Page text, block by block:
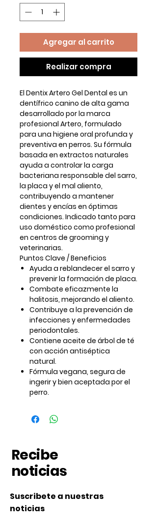
Agregar al carrito
Realizar compra
El Dentix Artero Gel Dental es un
dentífrico canino de alta gama
desarrollado por la marca
profesional Artero, formulado
para una higiene oral profunda y
preventiva en perros. Su fórmula
basada en extractos naturales
ayuda a controlar la carga
bacteriana responsable del sarro,
la placa y el mal aliento,
contribuyendo a mantener
dientes y encías en óptimas
condiciones. Indicado tanto para
uso doméstico como profesional
en centros de grooming y
veterinarias.
Puntos Clave / Beneficios
Ayuda a reblandecer el sarro y
prevenir la formación de placa.
Combate eficazmente la
halitosis, mejorando el aliento.
Contribuye a la prevención de
infecciones y enfermedades
periodontales.
Contiene aceite de árbol de té
con acción antiséptica
natural.
Fórmula vegana, segura de
ingerir y bien aceptada por el
perro.
Recibe
noticias
Suscribete a nuestras
noticias